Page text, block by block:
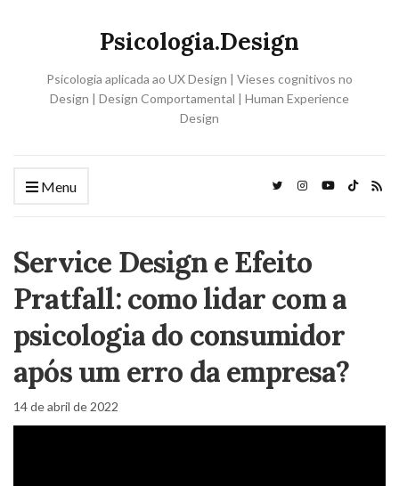
Psicologia.Design
Psicologia aplicada ao UX Design | Vieses cognitivos no
Design | Design Comportamental | Human Experience
Design
Menu
Service Design e Efeito
Pratfall: como lidar com a
psicologia do consumidor
após um erro da empresa?
14 de abril de 2022